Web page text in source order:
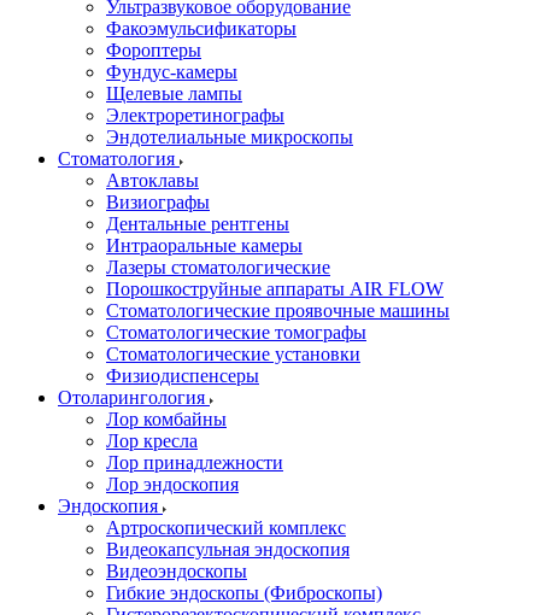
Ультразвуковое оборудование
Факоэмульсификаторы
Фороптеры
Фундус-камеры
Щелевые лампы
Электроретинографы
Эндотелиальные микроскопы
Стоматология
Автоклавы
Визиографы
Дентальные рентгены
Интраоральные камеры
Лазеры стоматологические
Порошкоструйные аппараты AIR FLOW
Стоматологические проявочные машины
Стоматологические томографы
Стоматологические установки
Физиодиспенсеры
Отоларингология
Лор комбайны
Лор кресла
Лор принадлежности
Лор эндоскопия
Эндоскопия
Артроскопический комплекс
Видеокапсульная эндоскопия
Видеоэндоскопы
Гибкие эндоскопы (Фиброcкопы)